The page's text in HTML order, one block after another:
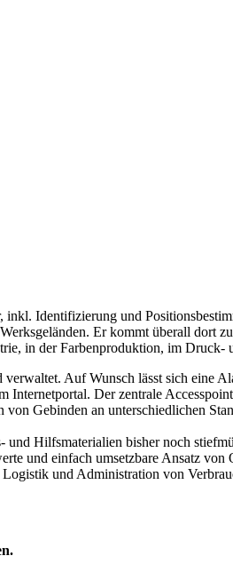
Identifizierung und
Er kommt überall dort
in der Farbenproduktion, im
Auf Wunsch lässt sich eine
Der zentrale
Gebinden an unterschiedlichen
Hilfsmaterialien bisher noch
und einfach umsetzbare Ansatz
und Administration von